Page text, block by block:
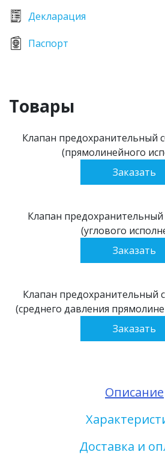
Декларация
Паспорт
Товары
Клапан предохранительный
(прямолинейного
Заказать
Клапан
(углового
Заказать
Клапан предохранительный
(среднего давления
Заказать
Описание
Доставка и